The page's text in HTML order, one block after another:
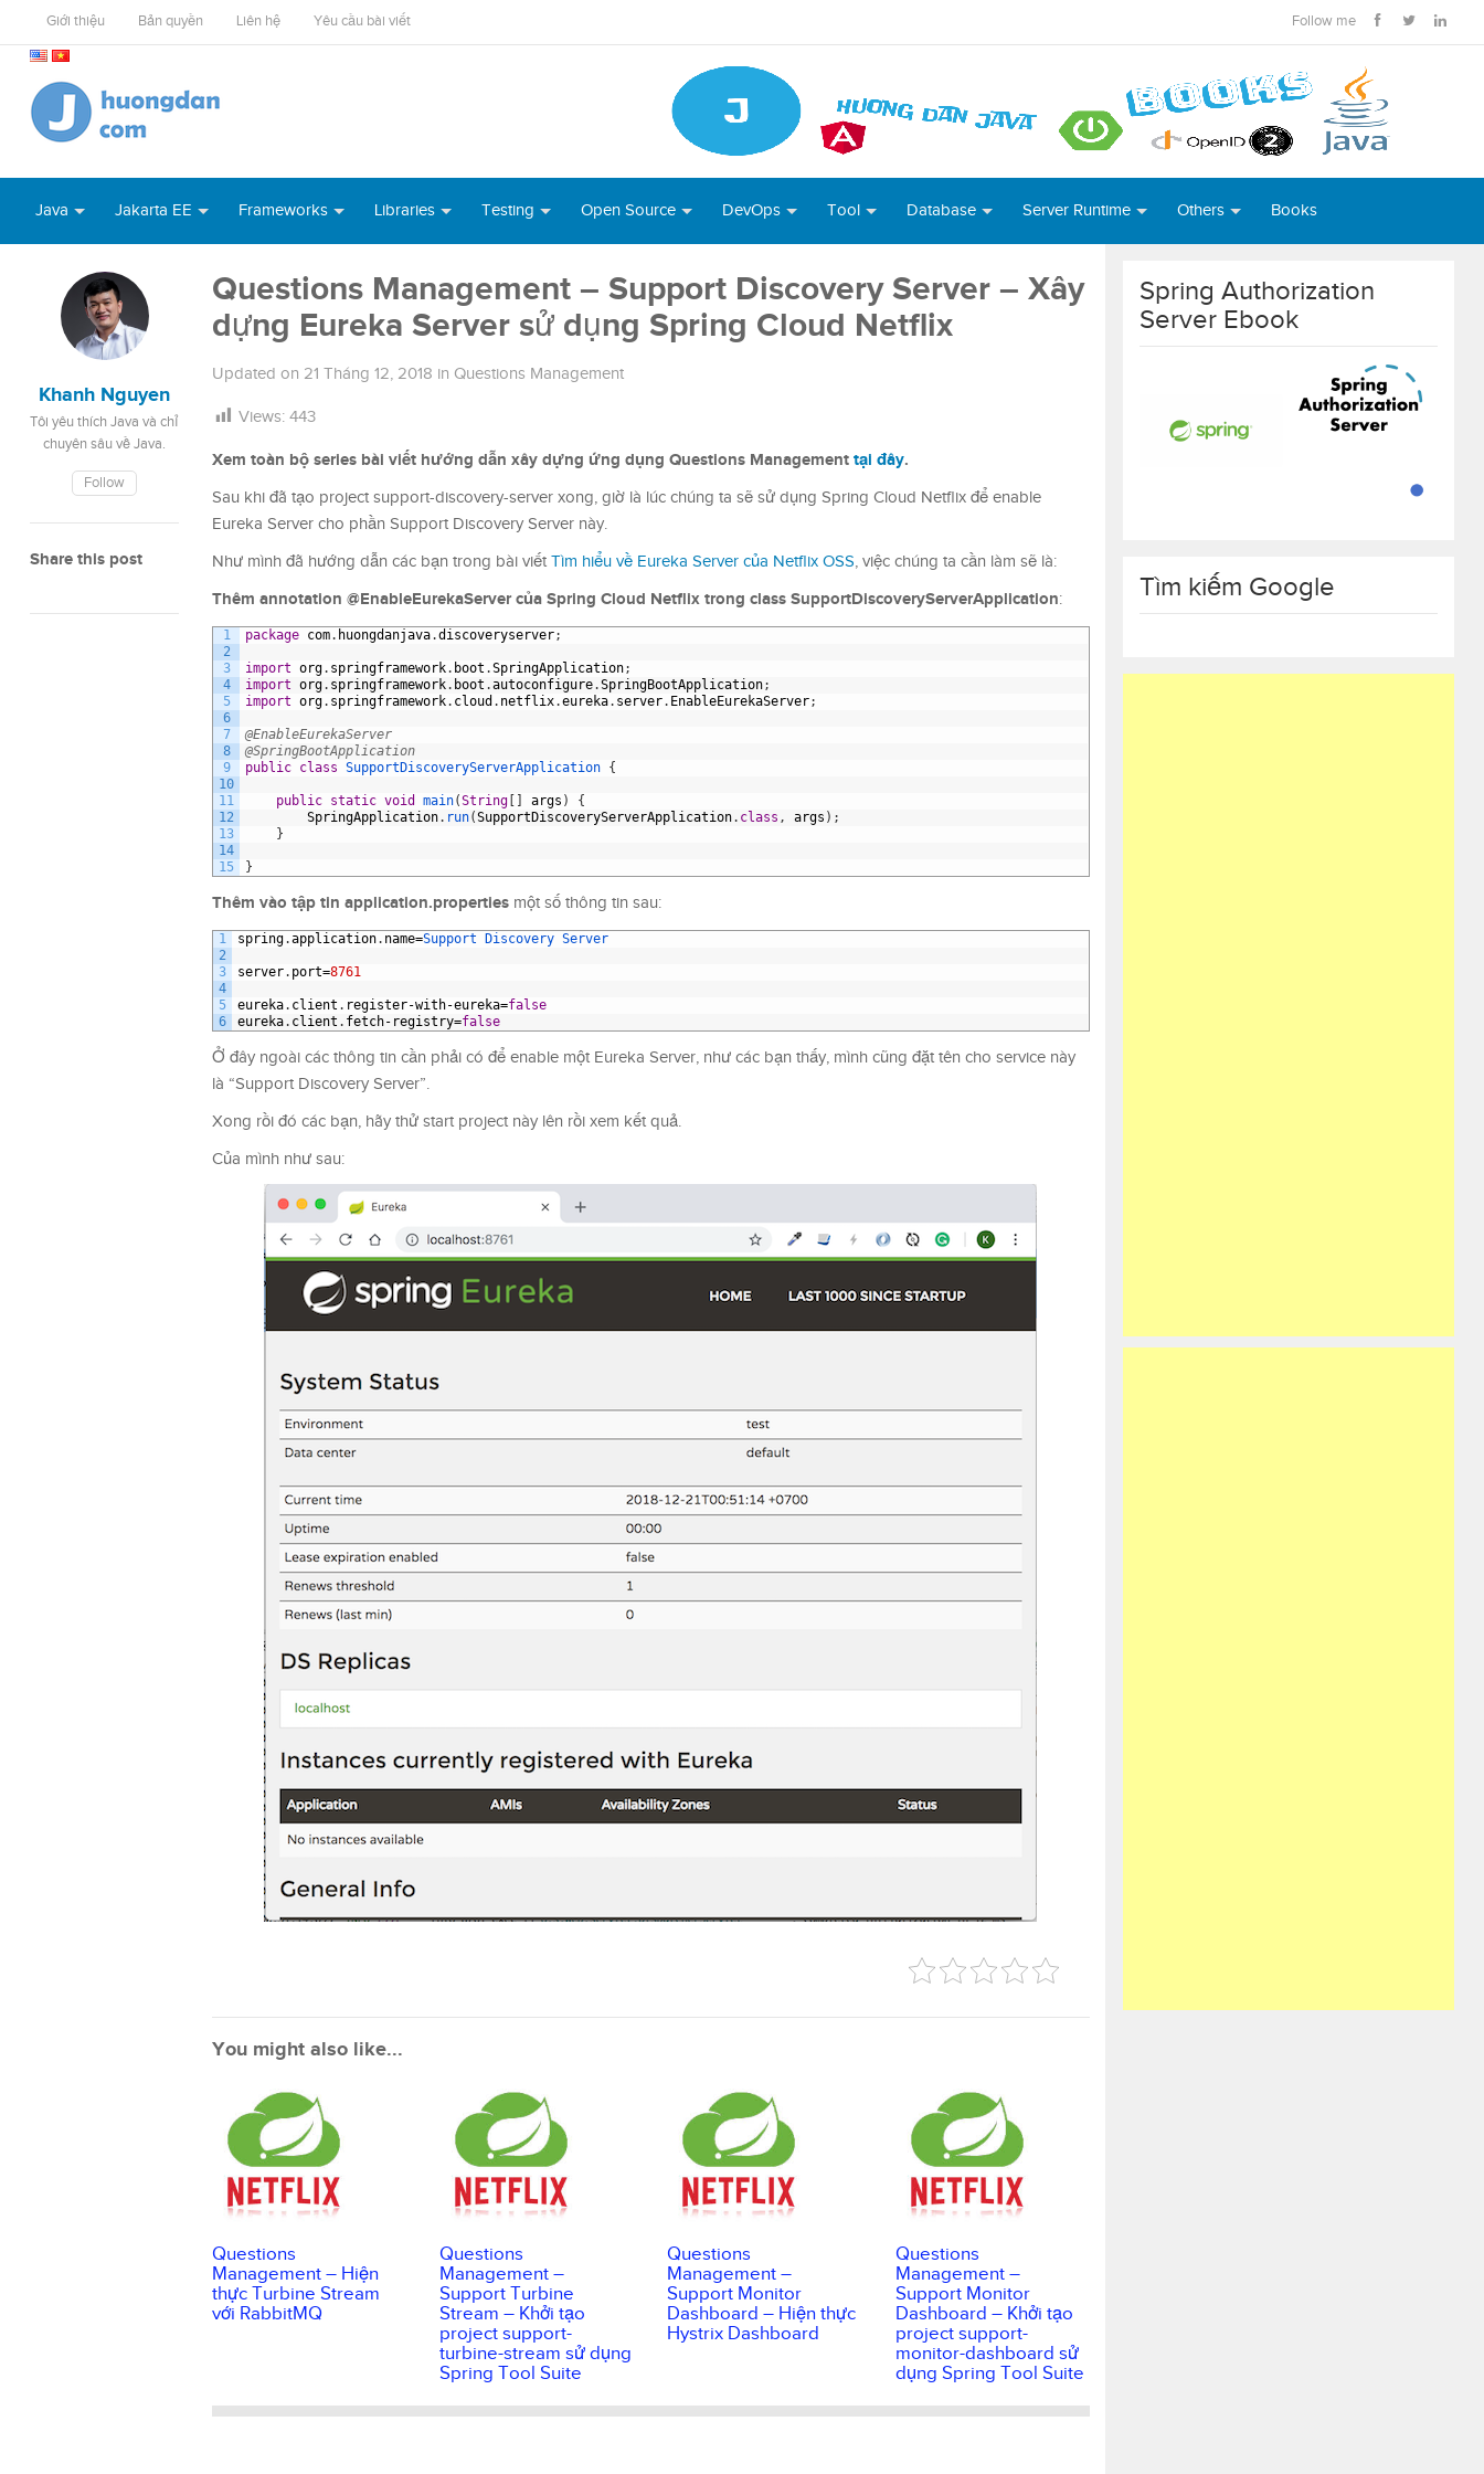
Giới thiệu Bản quyền Liên hệ Yêu cầu bài viết Follow me
Java Jakarta EE Frameworks Libraries Testing Open Source DevOps Tool Database Server Runtime Others Books
Khanh Nguyen
Tôi yêu thích Java và chỉ
chuyên sâu về Java.
Follow
Share this post
Questions Management – Support Discovery Server – Xây
dựng Eureka Server sử dụng Spring Cloud Netflix
Updated on 21 Tháng 12, 2018 in Questions Management
Views: 443
Xem toàn bộ series bài viết hướng dẫn xây dựng ứng dụng Questions Management tại đây.
Sau khi đã tạo project support-discovery-server xong, giờ là lúc chúng ta sẽ sử dụng Spring Cloud Netflix để enable
Eureka Server cho phần Support Discovery Server này.
Như mình đã hướng dẫn các bạn trong bài viết Tìm hiểu về Eureka Server của Netflix OSS, việc chúng ta cần làm sẽ là:
Thêm annotation @EnableEurekaServer của Spring Cloud Netflix trong class SupportDiscoveryServerApplication:
1
2
3
4
5
6
7
8
9
10
11
12
13
14
15
package com. huongdanjava.discoveryserver;
import org. springframework. boot .SpringApplication;
import org. springframework. boot .autoconfigure.SpringBootApplication;
import org. springframework. cloud . netflix.eureka. server. EnableEurekaServer;
@EnableEurekaServer
@SpringBootApplication
public class SupportDiscoveryServerApplication {
public static void main(String args )
{
SpringApplication. run(SupportDiscoveryServerApplication. class , args ) ;
}
}
Thêm vào tập tin application.properties một số thông tin sau:
1
2
3
4
5
6
spring.application. name=Support Discovery Server
server. port=8761
eureka. client . register-with-eureka=false
eureka. client . fetch- registry=false
Ở đây ngoài các thông tin cần phải có để enable một Eureka Server, như các bạn thấy, mình cũng đặt tên cho service này
là “Support Discovery Server”.
Xong rồi đó các bạn, hãy thử start project này lên rồi xem kết quả.
Của mình như sau:
You might also like...
Questions
Management – Hiện
thực Turbine Stream
với RabbitMQ
Questions
Management –
Support Turbine
Stream – Khởi tạo
project support-
turbine-stream sử dụng
Spring Tool Suite
Questions
Management –
Support Monitor
Dashboard – Hiện thực
Hystrix Dashboard
Questions
Management –
Support Monitor
Dashboard – Khởi tạo
project support-
monitor-dashboard sử
dụng Spring Tool Suite
Spring Authorization
Server Ebook
Tìm kiếm Google